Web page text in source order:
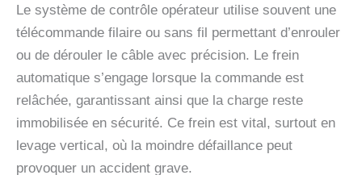
Le système de contrôle opérateur utilise souvent une
télécommande filaire ou sans fil permettant d’enrouler
ou de dérouler le câble avec précision. Le frein
automatique s’engage lorsque la commande est
relâchée, garantissant ainsi que la charge reste
immobilisée en sécurité. Ce frein est vital, surtout en
levage vertical, où la moindre défaillance peut
provoquer un accident grave.